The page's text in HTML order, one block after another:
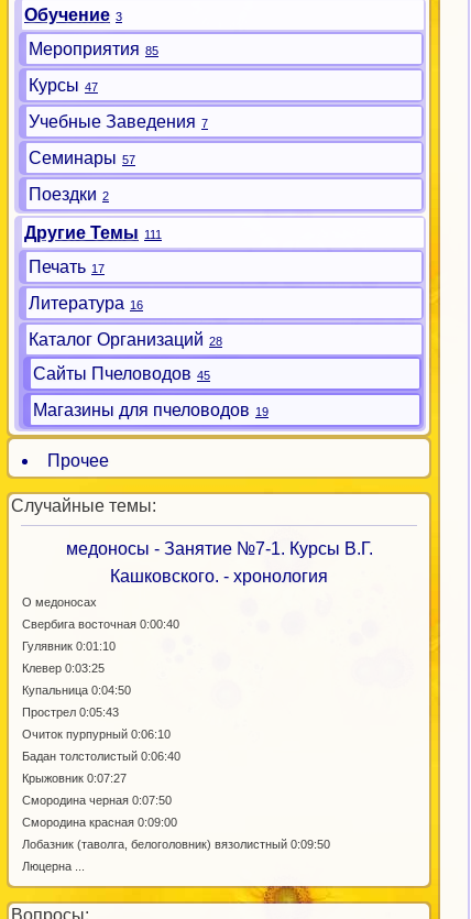
Обучение 3
Мероприятия 85
Курсы 47
Учебные Заведения 7
Семинары 57
Поездки 2
Другие Темы 111
Печать 17
Литература 16
Каталог Организаций 28
Сайты Пчеловодов 45
Магазины для пчеловодов 19
Прочее
Случайные темы:
медоносы - Занятие №7-1. Курсы В.Г.
Кашковского. - хронология
О медоносах
Свербига восточная 0:00:40
Гулявник 0:01:10
Клевер 0:03:25
Купальница 0:04:50
Прострел 0:05:43
Очиток пурпурный 0:06:10
Бадан толстолистый 0:06:40
Крыжовник 0:07:27
Смородина черная 0:07:50
Смородина красная 0:09:00
Лобазник (таволга, белоголовник) вязолистный 0:09:50
Люцерна ...
Вопросы: